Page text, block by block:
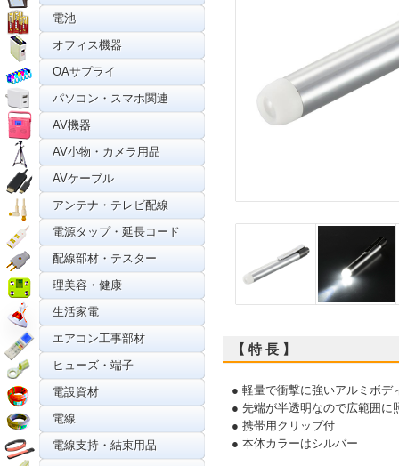
電池
オフィス機器
OAサプライ
パソコン・スマホ関連
AV機器
AV小物・カメラ用品
AVケーブル
アンテナ・テレビ配線
電源タップ・延長コード
配線部材・テスター
理美容・健康
生活家電
エアコン工事部材
ヒューズ・端子
電設資材
電線
電線支持・結束用品
【 特 長 】
● 軽量で衝撃に強いアルミボデ
● 先端が半透明なので広範囲に
● 携帯用クリップ付
● 本体カラーはシルバー